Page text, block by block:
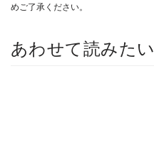
めご了承ください。
あわせて読みたい